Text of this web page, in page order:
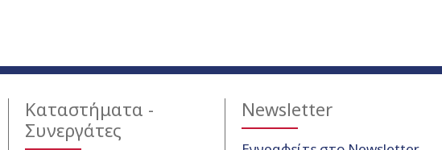
Καταστήματα -
Συνεργάτες
Newsletter